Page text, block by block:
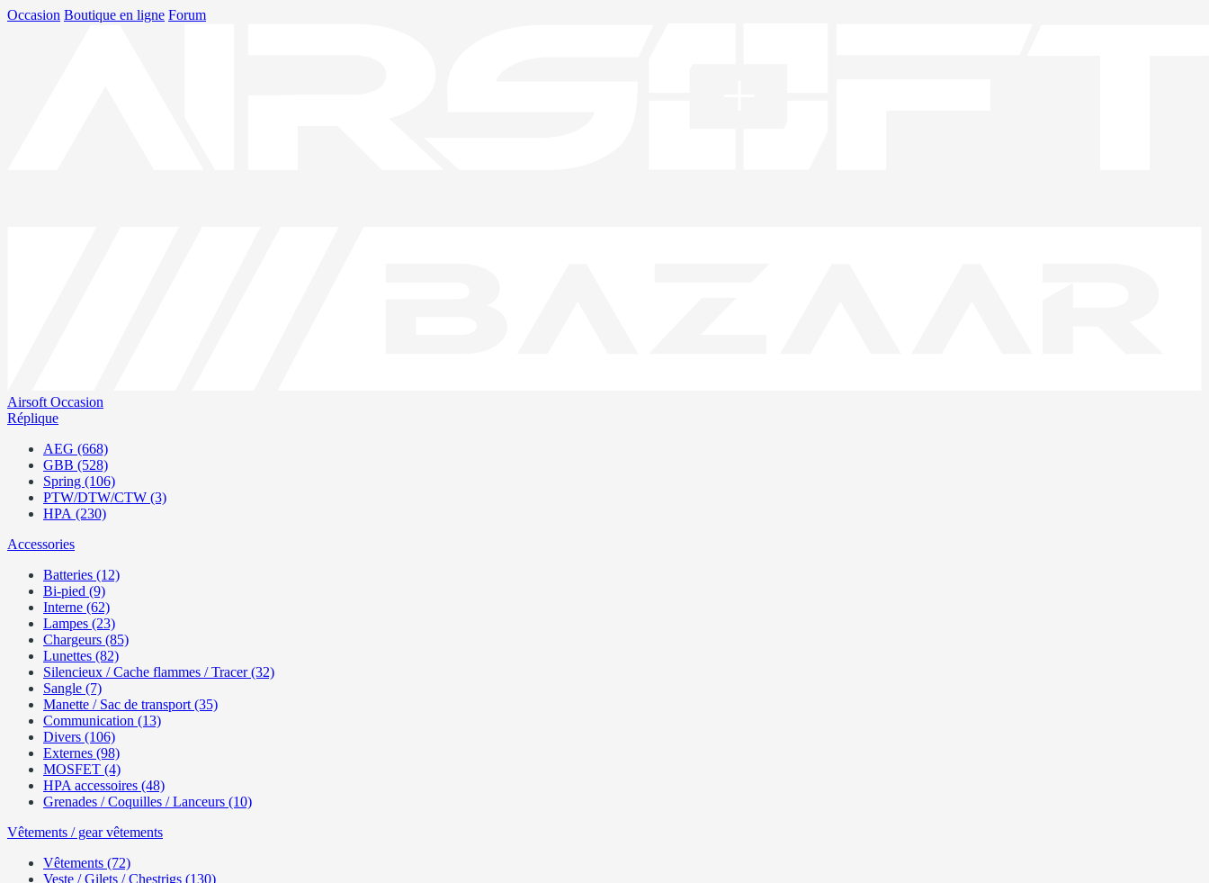
Occasion Boutique en ligne Forum
Airsoft Occasion
Réplique
AEG (668)
GBB (528)
Spring (106)
PTW/DTW/CTW (3)
HPA (230)
Accessories
Batteries (12)
Bi-pied (9)
Interne (62)
Lampes (23)
Chargeurs (85)
Lunettes (82)
Silencieux / Cache flammes / Tracer (32)
Sangle (7)
Manette / Sac de transport (35)
Communication (13)
Divers (106)
Externes (98)
MOSFET (4)
HPA accessoires (48)
Grenades / Coquilles / Lanceurs (10)
Vêtements / gear vêtements
Vêtements (72)
Veste / Gilets / Chestrigs (130)